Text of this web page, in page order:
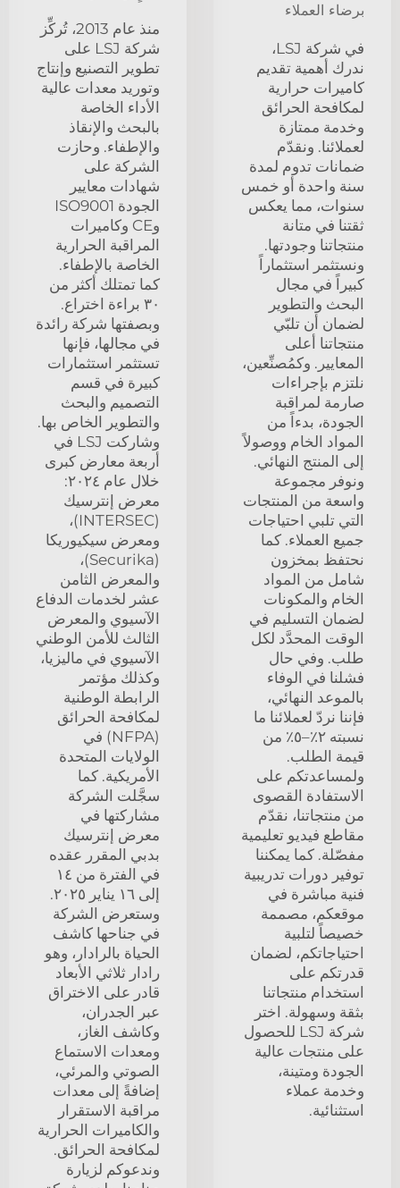
برضاء العملاء
في شركة LSJ،
ندرك أهمية تقديم
كاميرات حرارية
لمكافحة الحرائق
وخدمة ممتازة
لعملائنا. ونقدّم
ضمانات تدوم لمدة
سنة واحدة أو خمس
سنوات، مما يعكس
ثقتنا في متانة
منتجاتنا وجودتها.
ونستثمر استثماراً
كبيراً في مجال
البحث والتطوير
لضمان أن تلبّي
منتجاتنا أعلى
المعايير. وكمُصنِّعين،
نلتزم بإجراءات
صارمة لمراقبة
الجودة، بدءاً من
المواد الخام ووصولاً
إلى المنتج النهائي.
ونوفر مجموعة
واسعة من المنتجات
التي تلبي احتياجات
جميع العملاء. كما
نحتفظ بمخزون
شامل من المواد
الخام والمكونات
لضمان التسليم في
الوقت المحدَّد لكل
طلب. وفي حال
فشلنا في الوفاء
بالموعد النهائي،
فإننا نردّ لعملائنا ما
نسبته ٢٪–٥٪ من
قيمة الطلب.
ولمساعدتكم على
الاستفادة القصوى
من منتجاتنا، نقدّم
مقاطع فيديو تعليمية
مفصّلة. كما يمكننا
توفير دورات تدريبية
فنية مباشرة في
موقعكم، مصممة
خصيصاً لتلبية
احتياجاتكم، لضمان
قدرتكم على
استخدام منتجاتنا
بثقة وسهولة. اختر
شركة LSJ للحصول
على منتجات عالية
الجودة ومتينة،
وخدمة عملاء
استثنائية.
منذ عام 2013، تُركِّز
شركة LSJ على
تطوير التصنيع وإنتاج
وتوريد معدات عالية
الأداء الخاصة
بالبحث والإنقاذ
والإطفاء. وحازت
الشركة على
شهادات معايير
الجودة ISO9001
وCE وكاميرات
المراقبة الحرارية
الخاصة بالإطفاء.
كما تمتلك أكثر من
٣٠ براءة اختراع.
وبصفتها شركة رائدة
في مجالها، فإنها
تستثمر استثمارات
كبيرة في قسم
التصميم والبحث
والتطوير الخاص بها.
وشاركت LSJ في
أربعة معارض كبرى
خلال عام ٢٠٢٤:
معرض إنترسيك
(INTERSEC)،
ومعرض سيكيوريكا
(Securika)،
والمعرض الثامن
عشر لخدمات الدفاع
الآسيوي والمعرض
الثالث للأمن الوطني
الآسيوي في ماليزيا،
وكذلك مؤتمر
الرابطة الوطنية
لمكافحة الحرائق
(NFPA) في
الولايات المتحدة
الأمريكية. كما
سجَّلت الشركة
مشاركتها في
معرض إنترسيك
بدبي المقرر عقده
في الفترة من ١٤
إلى ١٦ يناير ٢٠٢٥.
وستعرض الشركة
في جناحها كاشف
الحياة بالرادار، وهو
رادار ثلاثي الأبعاد
قادر على الاختراق
عبر الجدران،
وكاشف الغاز،
ومعدات الاستماع
الصوتي والمرئي،
إضافةً إلى معدات
مراقبة الاستقرار
والكاميرات الحرارية
لمكافحة الحرائق.
وندعوكم لزيارة